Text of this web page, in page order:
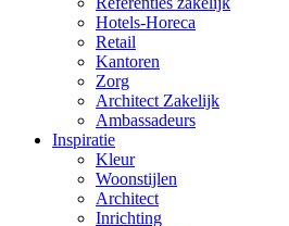
Hotels-Horeca
Retail
Kantoren
Zorg
Architect Zakelijk
Ambassadeurs
Inspiratie
Kleur
Woonstijlen
Architect
Inrichting